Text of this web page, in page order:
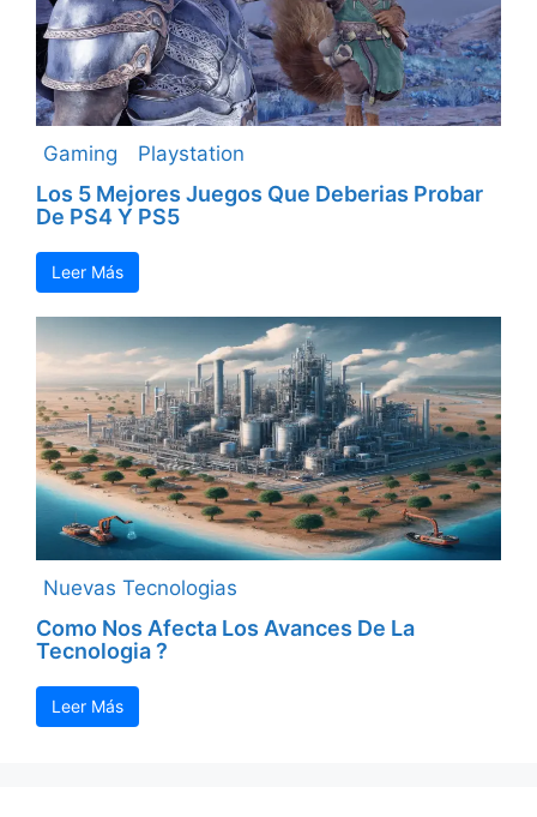
Gaming Playstation
Los 5 Mejores Juegos Que Deberias Probar
De PS4 Y PS5
Leer Más
Nuevas Tecnologias
Como Nos Afecta Los Avances De La
Tecnologia ?
Leer Más